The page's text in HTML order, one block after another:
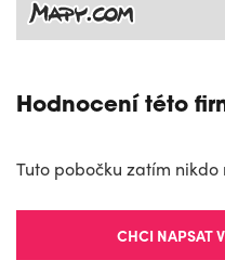
Hodnocení této
Tuto pobočku zatím nikdo
CHCI NAPSAT